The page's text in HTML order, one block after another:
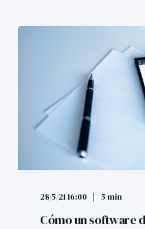
28/5/21 16:00 5 min
Cómo un software